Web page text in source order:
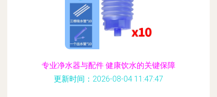
专业净水器与配件 健康饮水的关键保障
更新时间：2026-08-04 11:47:47